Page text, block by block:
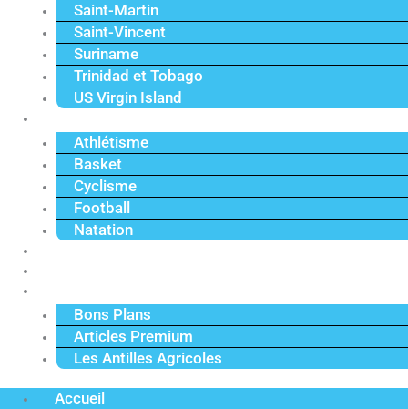
Saint-Martin
Saint-Vincent
Suriname
Trinidad et Tobago
US Virgin Island
Athlétisme
Basket
Cyclisme
Football
Natation
Bons Plans
Articles Premium
Les Antilles Agricoles
Accueil